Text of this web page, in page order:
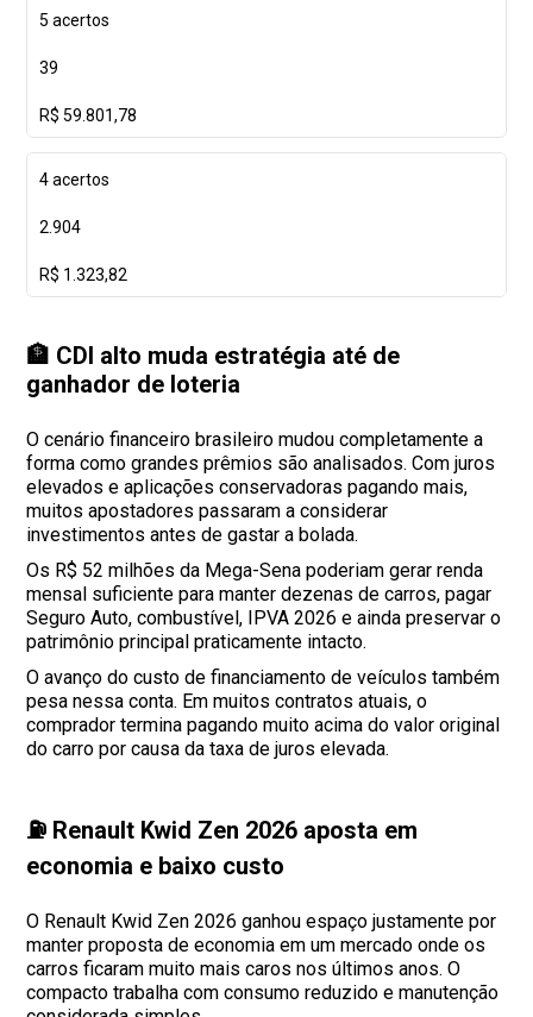
5 acertos
39
R$ 59.801,78
4 acertos
2.904
R$ 1.323,82
🏦 CDI alto muda estratégia até de
ganhador de loteria
O cenário financeiro brasileiro mudou completamente a
forma como grandes prêmios são analisados. Com juros
elevados e aplicações conservadoras pagando mais,
muitos apostadores passaram a considerar
investimentos antes de gastar a bolada.
Os R$ 52 milhões da Mega-Sena poderiam gerar renda
mensal suficiente para manter dezenas de carros, pagar
Seguro Auto, combustível, IPVA 2026 e ainda preservar o
patrimônio principal praticamente intacto.
O avanço do custo de financiamento de veículos também
pesa nessa conta. Em muitos contratos atuais, o
comprador termina pagando muito acima do valor original
do carro por causa da taxa de juros elevada.
⛽ Renault Kwid Zen 2026 aposta em
economia e baixo custo
O Renault Kwid Zen 2026 ganhou espaço justamente por
manter proposta de economia em um mercado onde os
carros ficaram muito mais caros nos últimos anos. O
compacto trabalha com consumo reduzido e manutenção